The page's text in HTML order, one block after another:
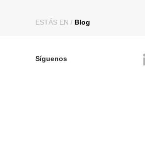
ESTÁS EN / Blog
Síguenos